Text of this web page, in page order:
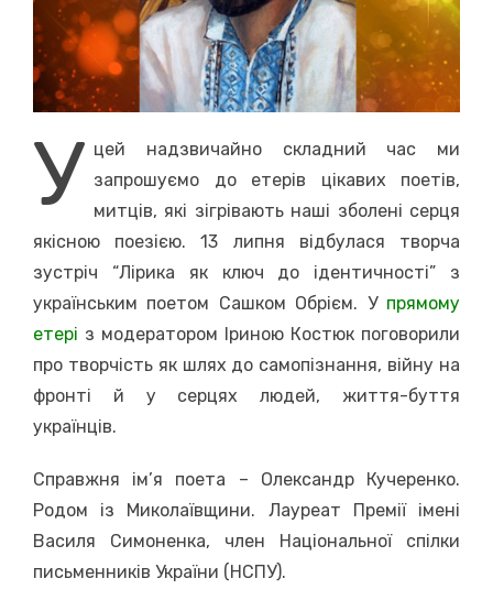
У цей надзвичайно складний час ми
запрошуємо до етерів цікавих поетів,
митців, які зігрівають наші зболені серця
якісною поезією. 13 липня відбулася творча
зустріч “Лірика як ключ до ідентичності” з
українським поетом Сашком Обрієм. У прямому
етері з модератором Іриною Костюк поговорили
про творчість як шлях до самопізнання, війну на
фронті й у серцях людей, життя-буття
українців.
Справжня ім’я поета – Олександр Кучеренко.
Родом із Миколаївщини. Лауреат Премії імені
Василя Симоненка, член Національної спілки
письменників України (НСПУ).